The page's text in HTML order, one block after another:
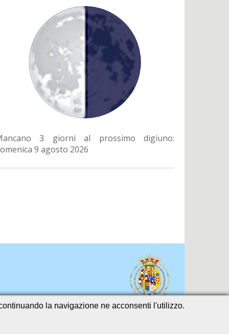
3 giorni al prossimo digiuno:
9 agosto 2026
la navigazione ne acconsenti l'utilizzo.